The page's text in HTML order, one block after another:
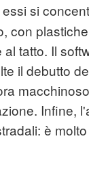
essi si
con
tatto. Il
il debutto
Infine,
è